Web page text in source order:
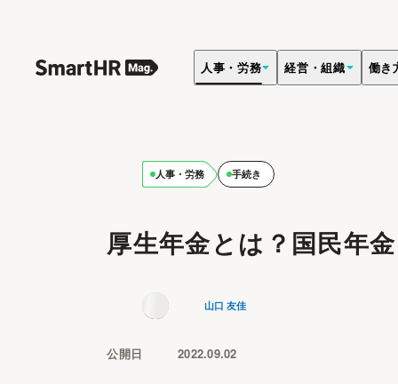
人事・労務 経営・組織 働き
人事・労務 手続き
厚生年金とは？国民年
山口 友佳
公開日 2022.09.02